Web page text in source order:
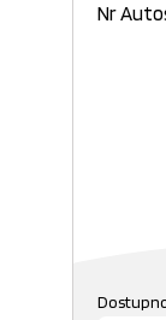
Nr